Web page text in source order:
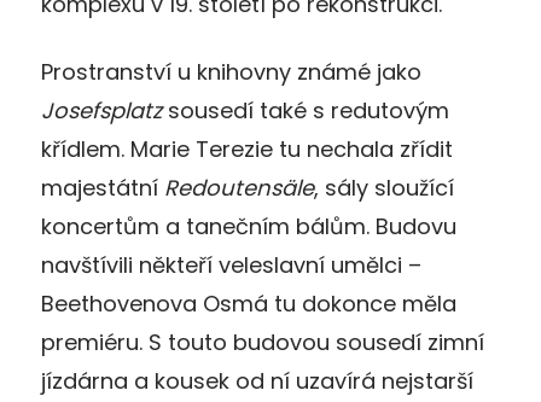
Prostranství u knihovny známé jako
Josefsplatzsousedí také s redutovým
křídlem. Marie Terezie tu nechala zřídit
majestátní Redoutensäle, sály sloužící
koncertům a tanečním bálům. Budovu
navštívili někteří veleslavní umělci –
Beethovenova Osmá tu dokonce měla
premiéru. S touto budovou sousedí zimní
jízdárna a kousek od ní uzavírá nejstarší